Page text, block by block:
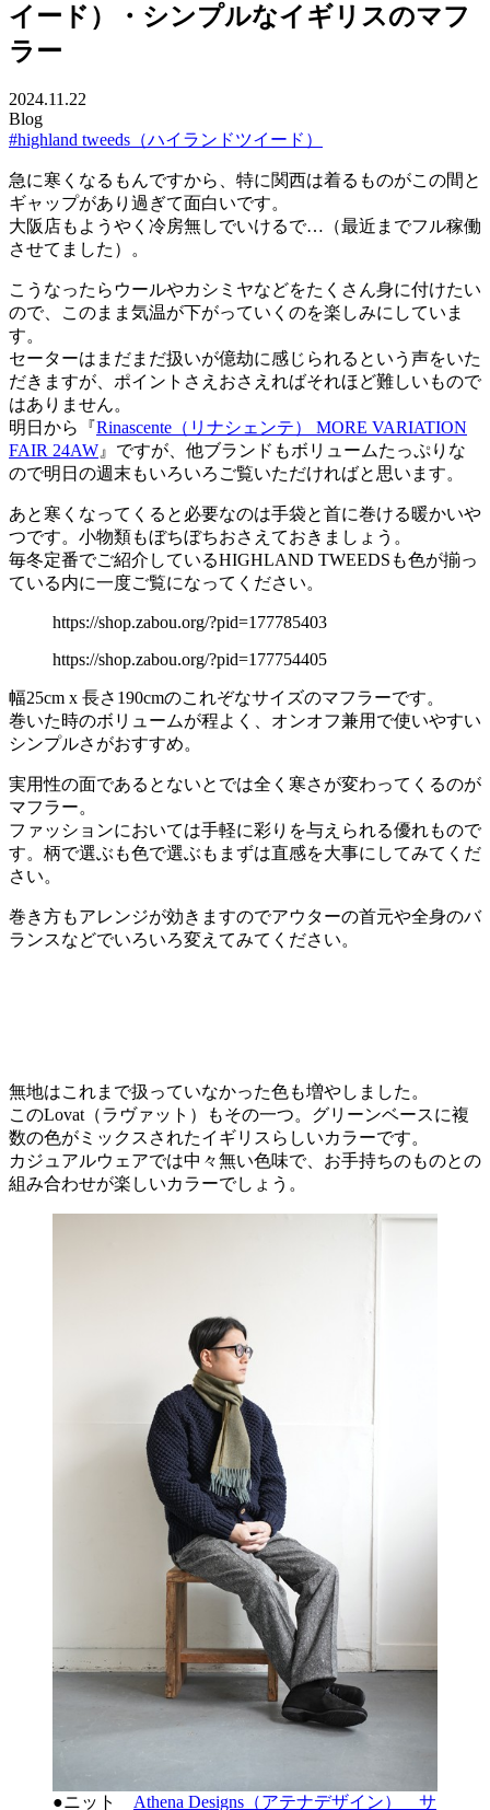
イード）・シンプルなイギリスのマフ
ラー
2024.11.22
Blog
#highland tweeds（ハイランドツイード）
急に寒くなるもんですから、特に関西は着るものがこの間と
ギャップがあり過ぎて面白いです。
大阪店もようやく冷房無しでいけるで…（最近までフル稼働
させてました）。
こうなったらウールやカシミヤなどをたくさん身に付けたい
ので、このまま気温が下がっていくのを楽しみにしていま
す。
セーターはまだまだ扱いが億劫に感じられるという声をいた
だきますが、ポイントさえおさえればそれほど難しいもので
はありません。
明日から『 Rinascente（リナシェンテ） MORE VARIATION
FAIR 24AW』ですが、他ブランドもボリュームたっぷりな
ので明日の週末もいろいろご覧いただければと思います。
あと寒くなってくると必要なのは手袋と首に巻ける暖かいや
つです。小物類もぼちぼちおさえておきましょう。
毎冬定番でご紹介しているHIGHLAND TWEEDSも色が揃っ
ている内に一度ご覧になってください。
https://shop.zabou.org/?pid=177785403
https://shop.zabou.org/?pid=177754405
幅25cm x 長さ190cmのこれぞなサイズのマフラーです。
巻いた時のボリュームが程よく、オンオフ兼用で使いやすい
シンプルさがおすすめ。
実用性の面であるとないとでは全く寒さが変わってくるのが
マフラー。
ファッションにおいては手軽に彩りを与えられる優れもので
す。柄で選ぶも色で選ぶもまずは直感を大事にしてみてくだ
さい。
巻き方もアレンジが効きますのでアウターの首元や全身のバ
ランスなどでいろいろ変えてみてください。
無地はこれまで扱っていなかった色も増やしました。
このLovat（ラヴァット）もその一つ。グリーンベースに複
数の色がミックスされたイギリスらしいカラーです。
カジュアルウェアでは中々無い色味で、お手持ちのものとの
組み合わせが楽しいカラーでしょう。
●ニット Athena Designs（アテナデザイン） サ